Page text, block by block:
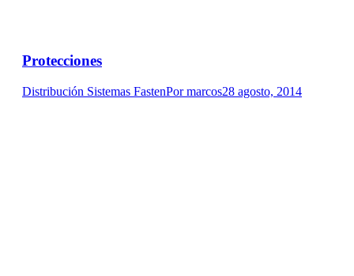
Protecciones
Distribución Sistemas FastenPormarcos28 agosto, 2014